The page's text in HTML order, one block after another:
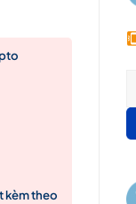
kèm theo